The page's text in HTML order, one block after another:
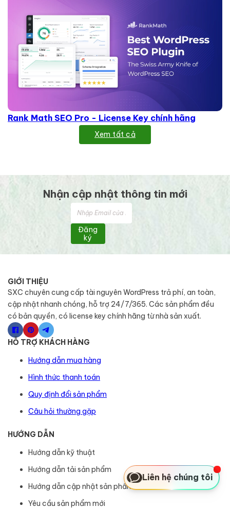
Rank Math SEO Pro - License Key chính hãng
Xem tất cả
Nhận cập nhật thông tin mới
Đăng
ký
GIỚI THIỆU
SXC chuyên cung cấp tài nguyên WordPress trả phí, an toàn,
cập nhật nhanh chóng, hỗ trợ 24/7/365. Các sản phẩm đều
có bản quyền, có license key chính hãng từ nhà sản xuất.
HỖ TRỢ KHÁCH HÀNG
Hướng dẫn mua hàng
Hình thức thanh toán
Quy định đổi sản phẩm
Câu hỏi thường gặp
HƯỚNG DẪN
Hướng dẫn kỹ thuật
Hướng dẫn tải sản phẩm
Hướng dẫn cập nhật sản phẩm
Yêu cầu sản phẩm mới
Liên hệ chúng tôi